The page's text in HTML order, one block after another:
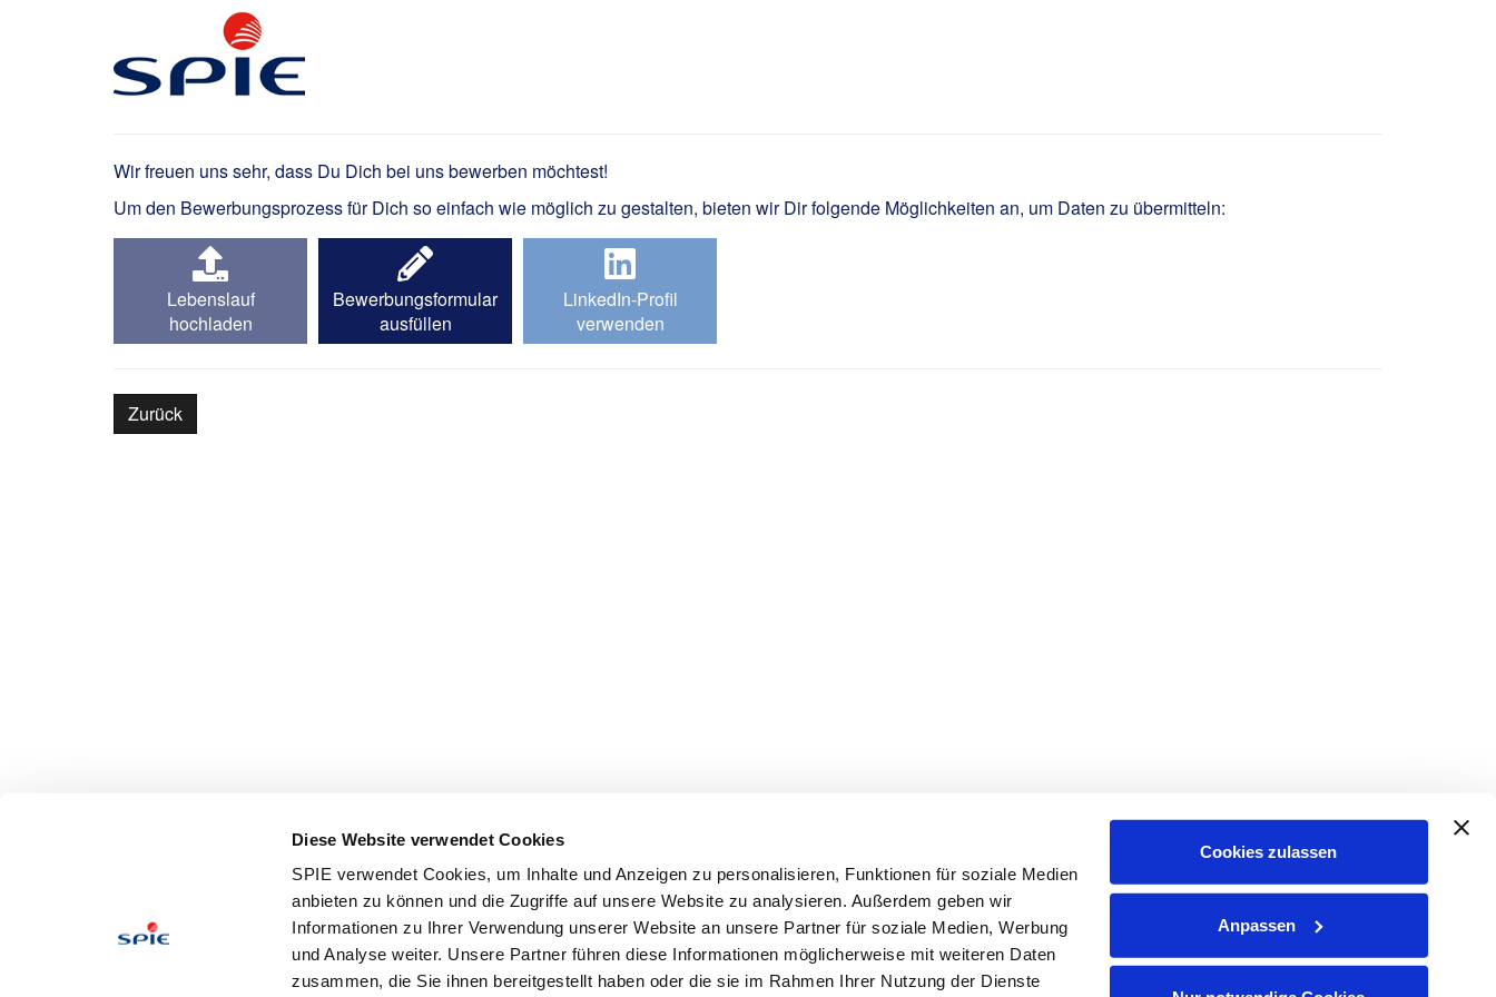
Diese Website verwendet Cookies
SPIE verwendet Cookies, um Inhalte und Anzeigen zu personalisieren, Funktionen für soziale Medien
anbieten zu können und die Zugriffe auf unsere Website zu analysieren. Außerdem geben wir
Informationen zu Ihrer Verwendung unserer Website an unsere Partner für soziale Medien, Werbung
und Analyse weiter. Unsere Partner führen diese Informationen möglicherweise mit weiteren Daten
zusammen, die Sie ihnen bereitgestellt haben oder die sie im Rahmen Ihrer Nutzung der Dienste
Cookies zulassen
Anpassen
Projektleiter Starkstrom / Elektrotechnik m/w/d
Wir freuen uns sehr, dass Du Dich bei uns bewerben möchtest!
Um den Bewerbungsprozess für Dich so einfach wie möglich zu gestalten, bieten wir Dir folgende Möglichkeiten an, um Daten zu übermitteln:
Bewerbungsformular
ausfüllen
LinkedIn-Profil
verwenden
Lebenslauf
hochladen
Zurück